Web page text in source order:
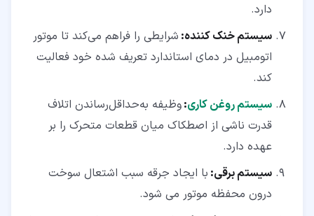
دارد.
سیستم خنک کننده: شرایطی را فراهم می‌کند تا موتور
اتومبیل در دمای استاندارد تعریف شده خود فعالیت
کند.
سیستم روغن کاری:وظیفه به‌حداقل‌رساندن اتلاف
قدرت ناشی از اصطکاک میان قطعات متحرک را بر
عهده دارد.
سیستم برقی: با ایجاد جرقه سبب اشتعال سوخت
درون محفظه موتور می شود.